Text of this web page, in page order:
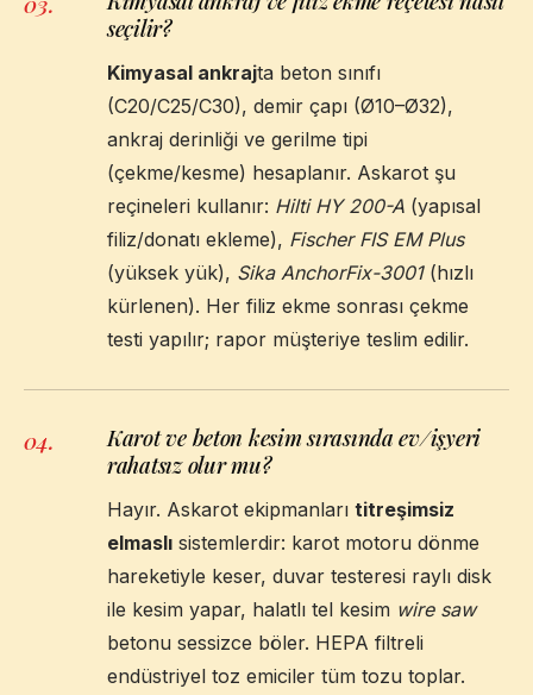
seçilir?
Kimyasal ankrajta beton sınıfı
(C20/C25/C30), demir çapı (Ø10–Ø32),
ankraj derinliği ve gerilme tipi
(çekme/kesme) hesaplanır. Askarot şu
reçineleri kullanır: Hilti HY 200-A (yapısal
filiz/donatı ekleme), Fischer FIS EM Plus
(yüksek yük), Sika AnchorFix-3001(hızlı
kürlenen). Her filiz ekme sonrası çekme
testi yapılır; rapor müşteriye teslim edilir.
04.
Karot ve beton kesim sırasında ev/işyeri
rahatsız olur mu?
Hayır. Askarot ekipmanları titreşimsiz
elmaslı sistemlerdir: karot motoru dönme
hareketiyle keser, duvar testeresi raylı disk
ile kesim yapar, halatlı tel kesim wire saw
betonu sessizce böler. HEPA filtreli
endüstriyel toz emiciler tüm tozu toplar.